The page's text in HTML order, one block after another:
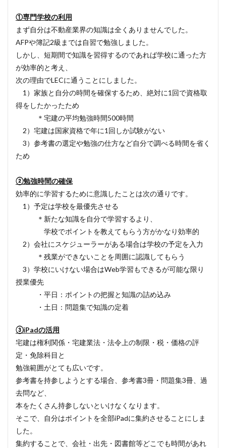
①専門学校の利用
まず自分は不動産業界の知識は全くありませんでした。
AFPや簿記2級までは自習で勉強しました。
しかし、短期間で知識を習得するのであれば学校に通った方
が効率的と考え、
次の理由でLECに通うことにしました。
1）家族と自分の時間を確保するため、絶対に1回で資格取
得をしたかったため
＊宅建の平均勉強時間500時間
2）宅建は国家資格で年に1回しか試験がない
3）参考書の選定や勉強の仕方など自分で調べる時間を省く
ため
②勉強時間の確保
効率的に学習するために意識したことは次の通りです。
1）予定は学校を最優先させる
＊新たな知識を自分で学習するより、
学校でポイントを教えてもらう方がかなり効率的
2）会社にスケジューラーがある場合は学校の予定を入力
＊残業ができないことを周囲に認識してもらう
3）学校にいけない場合はWeb学習もできるが可能な限り
授業優先
・平日：ポイントの把握と知識の詰め込み
・土日：問題集で知識の定着
③iPadの活用
宅建は権利関係・宅建業法・法令上の制限・税・価格の評
定・免除科目と
勉強範囲がとても広いです。
参考書を持参しようとする場合、参考書3冊・問題集3冊、過
去問など、
本をたくさん持参しないといけなくなります。
そこで、自分はポイントを全部iPadに集約させることにしま
した。
集約することで、会社・出先・図書館等どこでも時間があれ